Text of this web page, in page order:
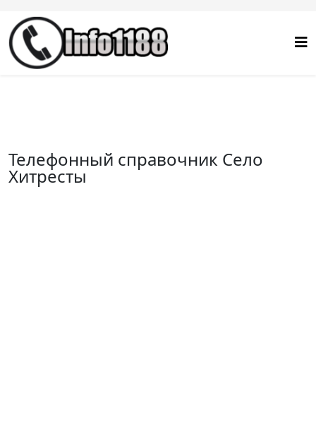
Телефонный справочник Село
Хитресты